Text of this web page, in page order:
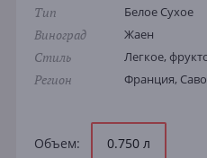
Тип Белое Сухое
Виноград Жаен
Стиль Легкое,
Регион Франция,
Объем: 0.750 л